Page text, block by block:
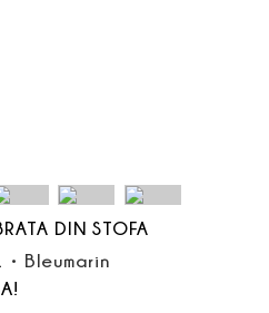
DIN STOFA
• Bleumarin